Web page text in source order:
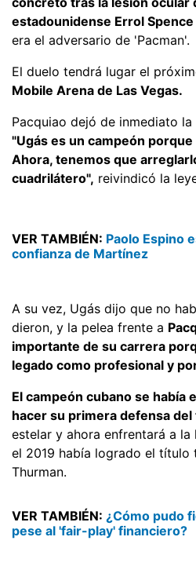
estadounidense Errol Spence
era el adversario de 'Pacman'.
El duelo tendrá lugar el
Mobile Arena de Las Vegas.
Pacquiao dejó de inmediato
"Ugás es un campeón
Ahora, tenemos que
cuadrilátero", reivindicó la
VER TAMBIÉN: Paolo Espino
confianza de Martínez
A su vez, Ugás dijo que no
dieron, y la pelea frente a
importante de su carrera
legado como profesional y
El campeón cubano se había
hacer su primera defensa
estelar y ahora enfrentará a
el 2019 había logrado el título
Thurman.
VER TAMBIÉN: ¿Cómo pudo
pese al 'fair-play' financiero?